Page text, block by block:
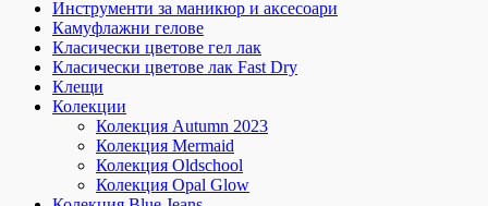
Инструменти за маникюр и аксесоари
Камуфлажни гелове
Класически цветове гел лак
Класически цветове лак Fast Dry
Клещи
Колекции
Колекция Autumn 2023
Колекция Mermaid
Колекция Oldschool
Колекция Opal Glow